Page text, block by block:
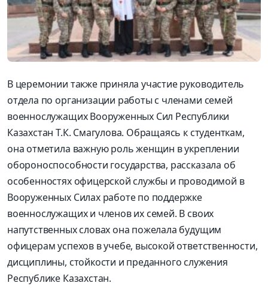
В церемонии также приняла участие руководитель
отдела по организации работы с членами семей
военнослужащих Вооруженных Сил Республики
Казахстан Т.К. Смагулова. Обращаясь к студенткам,
она отметила важную роль женщин в укреплении
обороноспособности государства, рассказала об
особенностях офицерской службы и проводимой в
Вооруженных Силах работе по поддержке
военнослужащих и членов их семей. В своих
напутственных словах она пожелала будущим
офицерам успехов в учебе, высокой ответственности,
дисциплины, стойкости и преданного служения
Республике Казахстан.